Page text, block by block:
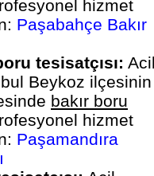
hizmet
Paşabahçe Bakır
tesisatçısı:
Beykoz ilçesinin
bakır boru
hizmet
Paşamandıra